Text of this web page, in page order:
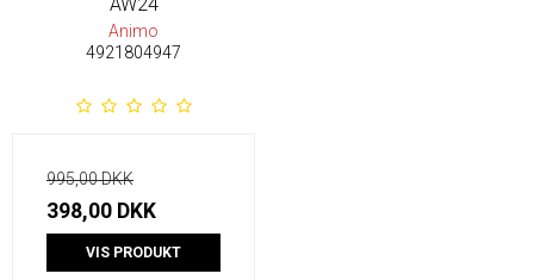
Animo
4921804947
995,00 DKK
398,00 DKK
VIS PRODUKT